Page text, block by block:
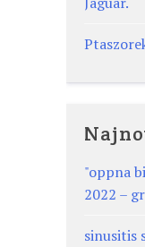
"oppna
2022 –
sinusitis